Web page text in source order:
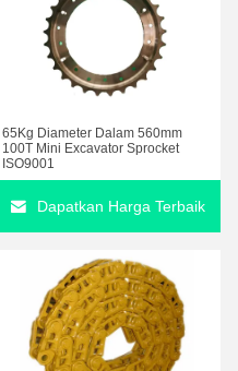
65Kg Diameter Dalam 560mm
100T Mini Excavator Sprocket
ISO9001
Dapatkan Harga Terbaik